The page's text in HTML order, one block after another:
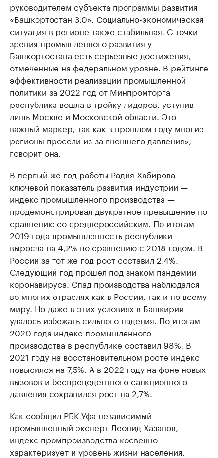
руководителем субъекта программы развития
«Башкортостан 3.0». Социально-экономическая
ситуация в регионе также стабильная. С точки
зрения промышленного развития у
Башкортостана есть серьезные достижения,
отмеченные на федеральном уровне. В рейтинге
эффективности реализации промышленной
политики за 2022 год от Минпромторга
республика вошла в тройку лидеров, уступив
лишь Москве и Московской области. Это
важный маркер, так как в прошлом году многие
регионы просели из-за внешнего давления», —
говорит она.
В первый же год работы Радия Хабирова
ключевой показатель развития индустрии —
индекс промышленного производства —
продемонстрировал двукратное превышение по
сравнению со среднероссийским. По итогам
2019 года промышленность республики
выросла на 4,2% по сравнению с 2018 годом. В
России за тот же год рост составил 2,4%.
Следующий год прошел под знаком пандемии
коронавируса. Спад производства наблюдался
во многих отраслях как в России, так и по всему
миру. Но даже в этих условиях в Башкирии
удалось избежать сильного падения. По итогам
2020 года индекс промышленного
производства в республике составил 98%. В
2021 году на восстановительном росте индекс
повысился на 7,5%. А в 2022 году на фоне новых
вызовов и беспрецедентного санкционного
давления сохранился рост на 2,7%.
Как сообщил РБК Уфа независимый
промышленный эксперт Леонид Хазанов,
индекс промпроизводства косвенно
характеризует и уровень жизни населения.